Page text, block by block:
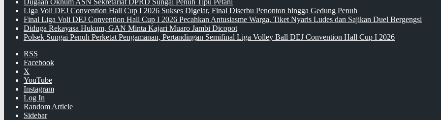
Dugaan Oknum ASN Sekretariat DPRD Sungai Penuh Tipu Petani
Liga Voli DEJ Convention Hall Cup I 2026 Sukses Digelar, Final Diserbu Penonton hingga Gedung Penuh
Final Liga Voli DEJ Convention Hall Cup I 2026 Pecahkan Antusiasme Warga, Tiket Nyaris Ludes dan Sajikan Duel Bergengsi
Diduga Rekayasa Hukum, GAN Minta Kajari Muaro Jambi Dicopot
Polsek Sungai Penuh Perketat Pengamanan, Pertandingan Semifinal Liga Volley Ball DEJ Convention Hall Cup I 2026
RSS
Facebook
X
YouTube
Instagram
Log In
Random Article
Sidebar